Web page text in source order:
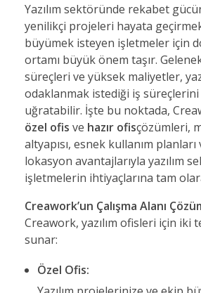
Yazılım sektöründe rekabet
yenilikçi projeleri hayata geçirmek
büyümek isteyen işletmeler için
ortamı büyük önem taşır.
süreçleri ve yüksek maliyetler,
odaklanmak istediği iş
uğratabilir. İşte bu noktada,
özel ofis ve hazır ofisçözümleri,
altyapısı, esnek kullanım
lokasyon avantajlarıyla yazılım
işletmelerin ihtiyaçlarına tam
Creawork’un Çalışma Alanı
Creawork, yazılım ofisleri için iki
sunar:
Özel Ofis: